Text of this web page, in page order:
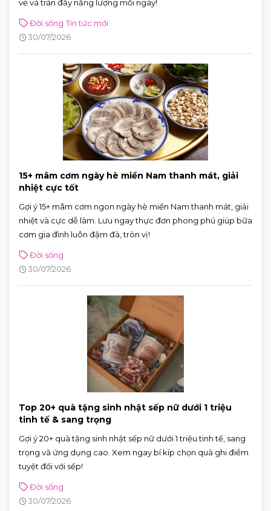
vẻ và tràn đầy năng lượng mỗi ngày!
Đời sống Tin tức mới
30/07/2026
15+ mâm cơm ngày hè miền Nam thanh mát, giải
nhiệt cực tốt
Gợi ý 15+ mâm cơm ngon ngày hè miền Nam thanh mát, giải
nhiệt và cực dễ làm. Lưu ngay thực đơn phong phú giúp bữa
cơm gia đình luôn đậm đà, tròn vị!
Đời sống
30/07/2026
Top 20+ quà tặng sinh nhật sếp nữ dưới 1 triệu
tinh tế & sang trọng
Gợi ý 20+ quà tặng sinh nhật sếp nữ dưới 1 triệu tinh tế, sang
trọng và ứng dụng cao. Xem ngay bí kíp chọn quà ghi điểm
tuyệt đối với sếp!
Đời sống
30/07/2026